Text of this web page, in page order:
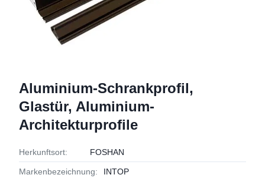
Aluminium-Schrankprofil,
Glastür, Aluminium-
Architekturprofile
Herkunftsort: FOSHAN
Markenbezeichnung: INTOP